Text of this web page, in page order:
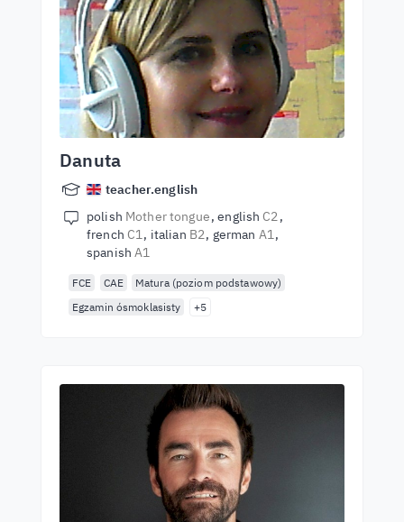
Danuta
teacher.english
polish Mother tongue english C2
french C1 italian B2 german A1
spanishA1
FCE CAE
Matura (poziom podstawowy)
Egzamin ósmoklasisty
+5